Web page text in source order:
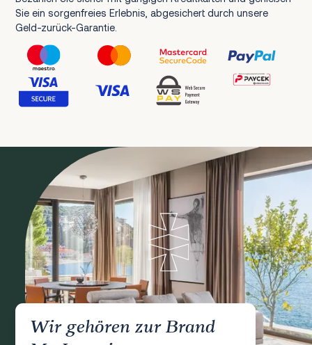
Sie ein sorgenfreies Erlebnis, abgesichert durch unsere
Geld-zurück-Garantie.
Wir gehören zur Brand